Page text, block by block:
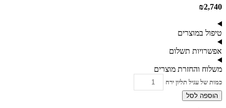
₪2,740
טיפול במוצרים
אפשרויות תשלום
משלוח והחזרת מוצרים
כמות של עגיל תליון ירח
הוספה לסל